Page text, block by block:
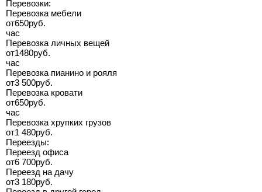
Перевозки:
Перевозка мебели
от650руб.
час
Перевозка личных вещей
от1480руб.
час
Перевозка пианино и рояля
от3 500руб.
Перевозка кровати
от650руб.
час
Перевозка хрупких грузов
от1 480руб.
Переезды:
Переезд офиса
от6 700руб.
Переезд на дачу
от3 180руб.